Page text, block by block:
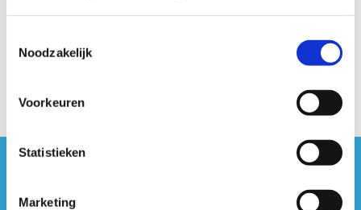
Noodzakelijk
Voorkeuren
Statistieken
Marketing
Instructievideo
#sportersbelevenmeer